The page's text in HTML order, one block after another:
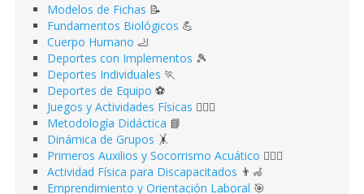
Modelos de Fichas 📝
Fundamentos Biológicos 💪
Cuerpo Humano 🦶
Deportes con Implementos 🎾
Deportes Individuales 🏃
Deportes de Equipo ⚽️
Juegos y Actividades Físicas 🤹🏻‍♂️
Metodología Didáctica 📘
Dinámica de Grupos 🤸
Primeros Auxilios y Socorrismo Acuático 🏊🏻‍♂️
Actividad Física para Discapacitados 👨‍🦽
Emprendimiento y Orientación Laboral 🎯